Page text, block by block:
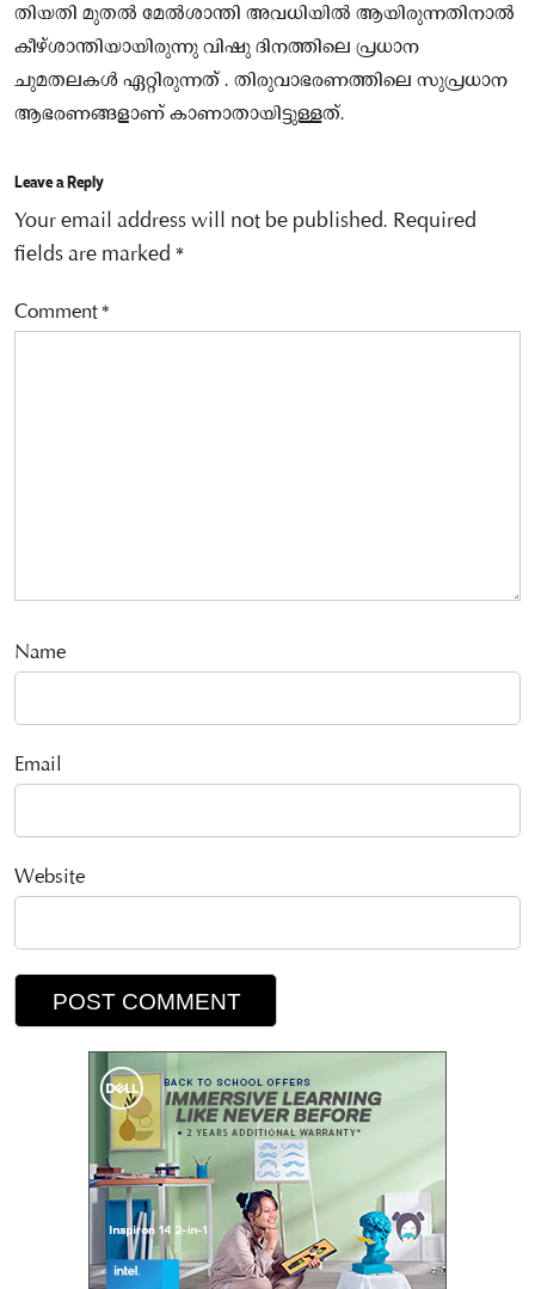
തിയതി മുതൽ മേൽശാന്തി അവധിയിൽ ആയിരുന്നതിനാൽ
കീഴ്ശാന്തിയായിരുന്നു വിഷു ദിനത്തിലെ പ്രധാന
ചുമതലകൾ ഏറ്റിരുന്നത് . തിരുവാഭരണത്തിലെ സുപ്രധാന
ആഭരണങ്ങളാണ് കാണാതായിട്ടുള്ളത്.
Leave a Reply
Your email address will not be published. Required
fields are marked *
Comment*
Name
Email
Website